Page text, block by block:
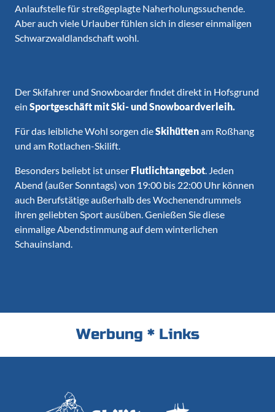
Anlaufstelle für streßgeplagte Naherholungssuchende.
Aber auch viele Urlauber fühlen sich in dieser einmaligen
Schwarzwaldlandschaft wohl.
Der Skifahrer und Snowboarder findet direkt in Hofsgrund
ein Sportgeschäft mit Ski- und Snowboardverleih.
Für das leibliche Wohl sorgen dieSkihüttenam Roßhang
und am Rotlachen-Skilift.
Besonders beliebt ist unser Flutlichtangebot . Jeden
Abend (außer Sonntags) von 19:00 bis 22:00 Uhr können
auch Berufstätige außerhalb des Wochenendrummels
ihren geliebten Sport ausüben. Genießen Sie diese
einmalige Abendstimmung auf dem winterlichen
Schauinsland.
Werbung * Links